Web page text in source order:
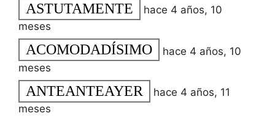
ASTUTAMENTE
hace 4 años, 10
meses
ACOMODADÍSIMO
hace 4 años, 10
meses
ANTEANTEAYER
hace 4 años, 11
meses